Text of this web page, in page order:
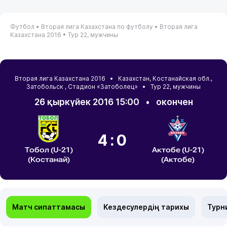
Футбол • Вторая лига Казахстана по футболу • Вторая лига
Казахстана 2016 • Тур 22, мужчины
Вторая лига Казахстана 2016 • Казахстан, Костанайская обл.,
Затобольск , Стадион «Затоболец» • Тур 22, мужчины
26 қыркүйек 2016 15:00 • окончен
Тобол (U-21)
(Костанай)
4:0
Актобе (U-21)
(Актобе)
Матч сипаттамасы Кездесулердің тарихы